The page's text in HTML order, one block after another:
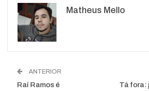
WhatsApp
Matheus Mello
ANTERIOR
Raí Ramos é
Tá fora: